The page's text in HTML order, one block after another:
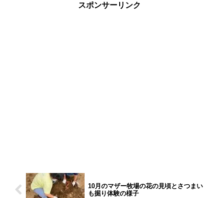
スポンサーリンク
10月のマザー牧場の花の見頃とさつまい
も掘り体験の様子